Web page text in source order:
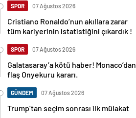
SPOR 07 Ağustos 2026
Cristiano Ronaldo’nun akıllara zarar
tüm kariyerinin istatistiğini çıkardık !
SPOR 07 Ağustos 2026
Galatasaray’a kötü haber! Monaco’dan
flaş Onyekuru kararı.
GÜNDEM 07 Ağustos 2026
Trump’tan seçim sonrası ilk mülakat